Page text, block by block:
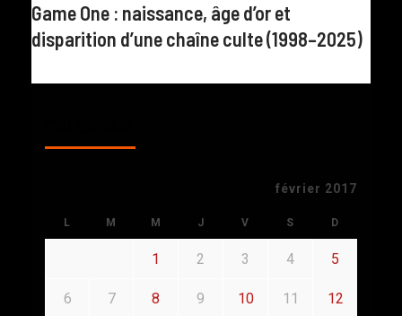
Game One : naissance, âge d’or et
disparition d’une chaîne culte (1998–2025)
février 2017
L M M J V S D
1 2 3 4 5
6 7 8 9 10 11 12